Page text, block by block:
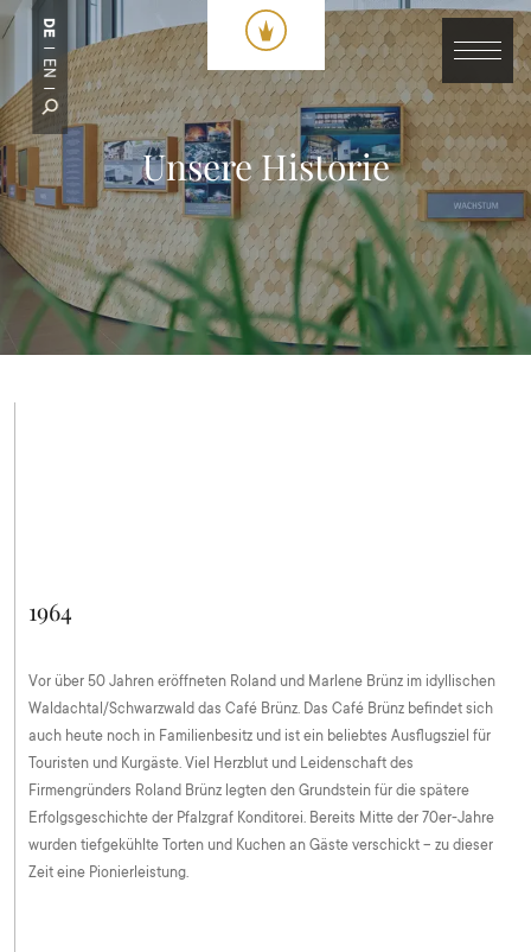
DE
EN
Unsere Historie
1964
Vor über 50 Jahren eröffneten Roland und Marlene Brünz im idyllischen
Waldachtal/Schwarzwald das Café Brünz. Das Café Brünz befindet sich
auch heute noch in Familienbesitz und ist ein beliebtes Ausflugsziel für
Touristen und Kurgäste. Viel Herzblut und Leidenschaft des
Firmengründers Roland Brünz legten den Grundstein für die spätere
Erfolgsgeschichte der Pfalzgraf Konditorei. Bereits Mitte der 70er-Jahre
wurden tiefgekühlte Torten und Kuchen an Gäste verschickt – zu dieser
Zeit eine Pionierleistung.